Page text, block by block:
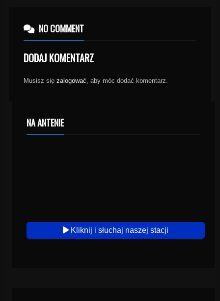
NO COMMENT
DODAJ KOMENTARZ
Musisz się zalogować, aby móc dodać komentarz.
NA ANTENIE
Kliknij i słuchaj naszej stacji